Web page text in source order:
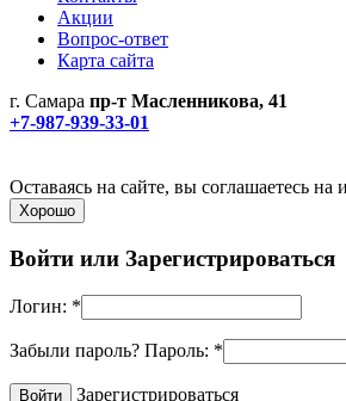
Акции
Вопрос-ответ
Карта сайта
г. Самара пр-т Масленникова, 41
+7-987-939-33-01
Оставаясь на сайте, вы соглашаетесь на
Хорошо
Войти или Зарегистрироваться
Логин: *
Забыли пароль? Пароль: *
Зарегистрироваться